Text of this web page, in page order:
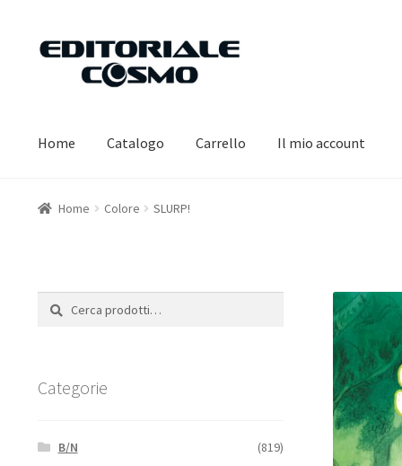
Vai
navigazione
Vai
Home Catalogo Carrello Il mio account
Home Colore SLURP!
Cerca:
Cerca
Categorie
B/N
(819)